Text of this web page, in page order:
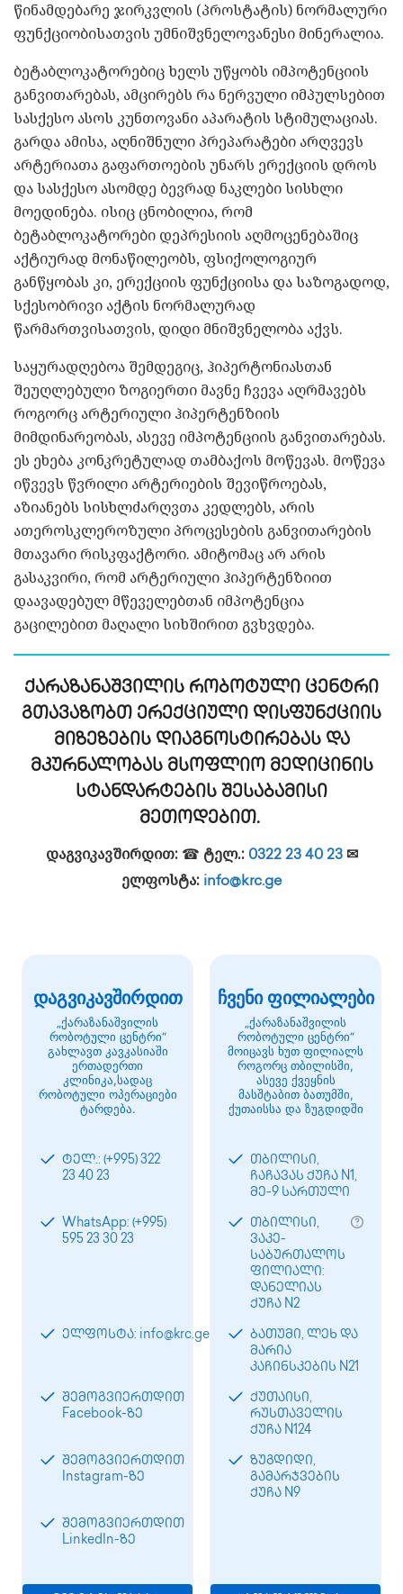
წინამდებარე ჯირკვლის (პროსტატის) ნორმალური
ფუნქციობისათვის უმნიშვნელოვანესი მინერალია.
ბეტაბლოკატორებიც ხელს უწყობს იმპოტენციის
განვითარებას, ამცირებს რა ნერვული იმპულსებით
სასქესო ასოს კუნთოვანი აპარატის სტიმულაციას.
გარდა ამისა, აღნიშნული პრეპარატები არღვევს
არტერიათა გაფართოების უნარს ერექციის დროს
და სასქესო ასომდე ბევრად ნაკლები სისხლი
მოედინება. ისიც ცნობილია, რომ
ბეტაბლოკატორები დეპრესიის აღმოცენებაშიც
აქტიურად მონაწილეობს, ფსიქოლოგიურ
განწყობას კი, ერექციის ფუნქციისა და საზოგადოდ,
სქესობრივი აქტის ნორმალურად
წარმართვისათვის, დიდი მნიშვნელობა აქვს.
საყურადღებოა შემდეგიც, ჰიპერტონიასთან
შეუღლებული ზოგიერთი მავნე ჩვევა აღრმავებს
როგორც არტერიული ჰიპერტენზიის
მიმდინარეობას, ასევე იმპოტენციის განვითარებას.
ეს ეხება კონკრეტულად თამბაქოს მოწევას. მოწევა
იწვევს წვრილი არტერიების შევიწროებას,
აზიანებს სისხლძარღვთა კედლებს, არის
ათეროსკლეროზული პროცესების განვითარების
მთავარი რისკფაქტორი. ამიტომაც არ არის
გასაკვირი, რომ არტერიული ჰიპერტენზიით
დაავადებულ მწეველებთან იმპოტენცია
გაცილებით მაღალი სიხშირით გვხვდება.
ქარაზანაშვილის რობოტული ცენტრი
გთავაზობთ ერექციული დისფუნქციის
მიზეზების დიაგნოსტირებას და
მკურნალობას მსოფლიო მედიცინის
სტანდარტების შესაბამისი
მეთოდებით.
დაგვიკავშირდით:☎ ტელ.:0322 23 40 23✉
ელფოსტა: info@krc.ge
დაგვიკავშირდით
„ქარაზანაშვილის
რობოტული ცენტრი“
გახლავთ კავკასიაში
ერთადერთი
კლინიკა,სადაც
რობოტული ოპერაციები
ტარდება.
ტელ.: (+995) 322
23 40 23
WhatsApp: (+995)
595 23 30 23
ელფოსტა: info@krc.ge
შემოგვიერთდით
Facebook-ზე
შემოგვიერთდით
Instagram-ზე
შემოგვიერთდით
LinkedIn-ზე
ჩვენი ფილიალები
„ქარაზანაშვილის
რობოტული ცენტრი“
მოიცავს ხუთ ფილიალს
როგორც თბილისში,
ასევე ქვეყნის
მასშტაბით ბათუმში,
ქუთაისსა და ზუგდიდში
თბილისი,
ჩაჩავას ქუჩა N1,
მე-9 სართული
თბილისი,
ვაკე-
საბურთალოს
ფილიალი:
დანელიას
ქუჩა N2
ბათუმი, ლეხ და
მარია
კაჩინსკების N21
ქუთაისი,
რუსთაველის
ქუჩა N124
ზუგდიდი,
გამარჯვების
ქუჩა N9